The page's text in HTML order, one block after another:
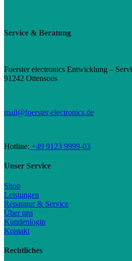
Service & Beratung
Foerster electronics Entwicklung –
91242 Ottensoos
mail@foerster-electronics.de
Hotline: +49 9123 9999-03
Unser Service
Shop
Leistungen
Reparatur & Service
Über uns
Kundenlogin
Kontakt
Rechtliches